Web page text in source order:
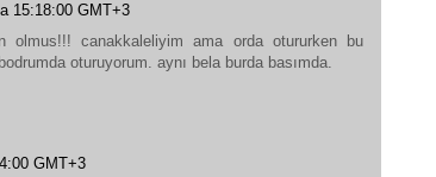
15:18:00 GMT+3
olmus!!! canakkaleliyim ama orda otururken bu
oturuyorum. aynı bela burda basımda.
GMT+3